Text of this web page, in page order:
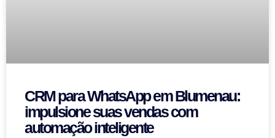
CRM para WhatsApp em Blumenau:
impulsione suas vendas com
automação inteligente